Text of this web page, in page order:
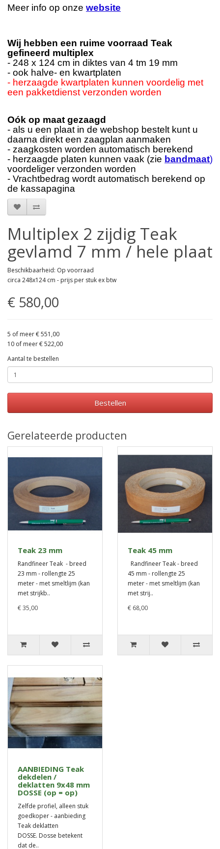
Meer info op onze website
Wij hebben een ruime voorraad Teak
gefineerd multiplex
- 248 x 124 cm in diktes van 4 tm 19 mm
- ook halve- en kwartplaten
- herzaagde kwartplaten kunnen voordelig met
een pakketdienst verzonden worden
Oók op maat gezaagd
- als u een plaat in de webshop bestelt kunt u
daarna direkt een zaagplan aanmaken
- zaagkosten worden automatisch berekend
- herzaagde platen kunnen vaak (zie bandmaat)
voordeliger verzonden worden
- Vrachtbedrag wordt automatisch berekend op
de kassapagina
Multiplex 2 zijdig Teak
gevlamd 7 mm / hele plaat
Beschikbaarheid: Op voorraad
circa 248x124 cm - prijs per stuk ex btw
€ 580,00
5 of meer € 551,00
10 of meer € 522,00
Aantal te bestellen
Bestellen
Gerelateerde producten
Teak 23 mm
Randfineer Teak - breed
23 mm - rollengte 25
meter - met smeltlijm (kan
met strijkb..
€ 35,00
Teak 45 mm
Randfineer Teak - breed
45 mm - rollengte 25
meter - met smeltlijm (kan
met strij..
€ 68,00
AANBIEDING Teak
dekdelen /
deklatten 9x48 mm
DOSSE (op = op)
Zelfde profiel, alleen stuk
goedkoper - aanbieding
Teak deklatten
DOSSE. Dosse betekent
dat de..